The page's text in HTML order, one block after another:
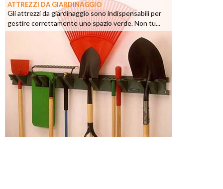
ATTREZZI DA GIARDINAGGIO
Gli attrezzi da giardinaggio sono indispensabili per
gestire correttamente uno spazio verde. Non tu...